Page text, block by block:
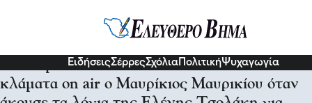
ΕιδήσειςΣέρρεςΣχόλια ΠολιτικήΨυχαγωγία
«Έχουμε ακούσει πολλά»: Ξέσπασε σε
κλάματα on air ο Μαυρίκιος Μαυρικίου όταν